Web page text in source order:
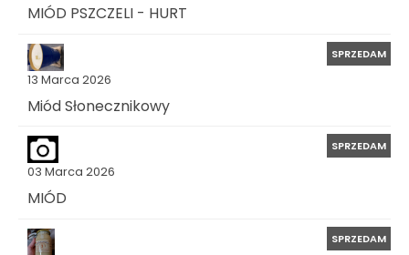
MIÓD PSZCZELI - HURT
13 Marca 2026
SPRZEDAM
Miód Słonecznikowy
03 Marca 2026
SPRZEDAM
MIÓD
SPRZEDAM